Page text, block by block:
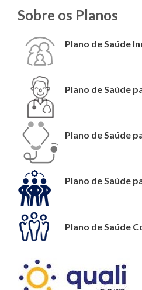
Sobre os Planos
Plano de Saúde
Plano de Saúde
Plano de Saúde
Plano de Saúde
Plano de Saúde